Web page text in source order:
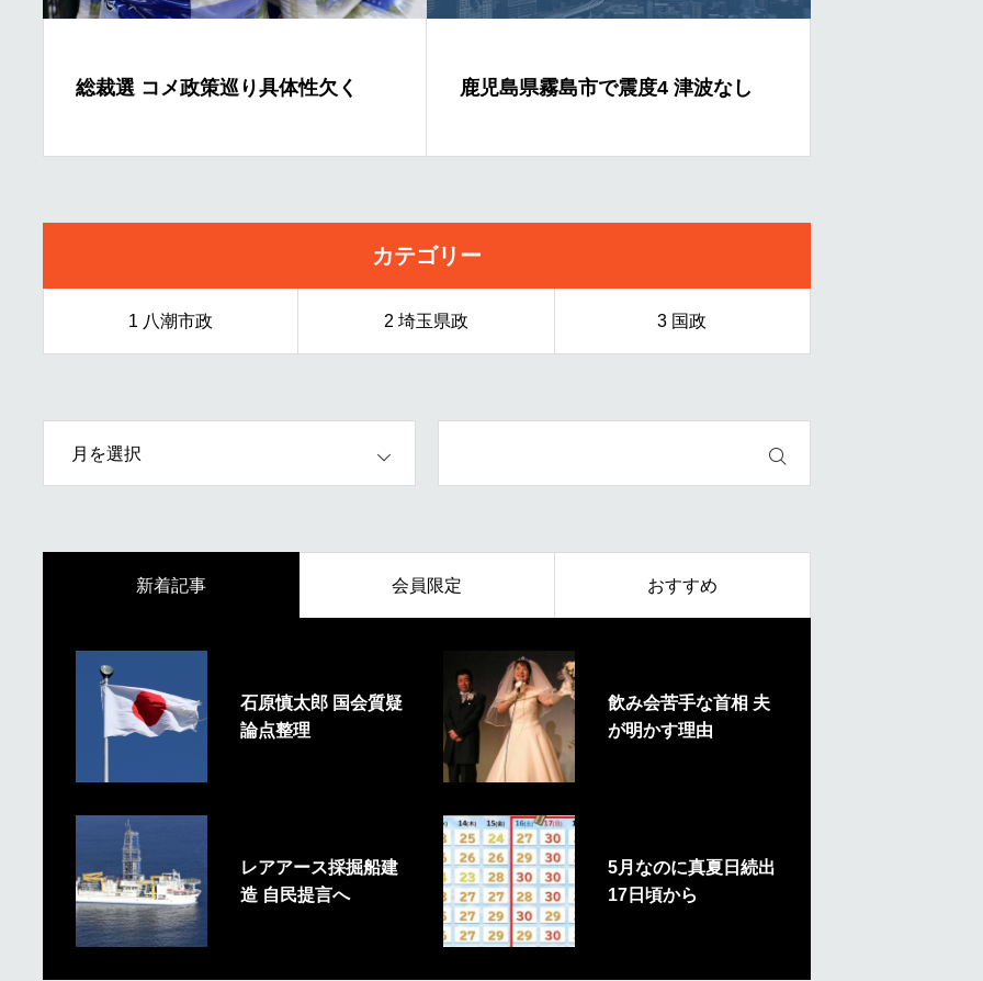
総裁選 コメ政策巡り具体性欠く 鹿児島県霧島市で震度4 津波なし
カテゴリー
1 八潮市政 2 埼玉県政 3 国政
新着記事 会員限定 おすすめ
石原慎太郎 国会質疑
論点整理
飲み会苦手な首相 夫
が明かす理由
レアアース採掘船建
造 自民提言へ
5月なのに真夏日続出
17日頃から